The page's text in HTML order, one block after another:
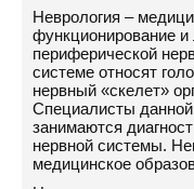
Неврология –
функционирование и
периферической
системе относят
нервный «скелет»
Специалисты данной
занимаются
нервной системы.
медицинское